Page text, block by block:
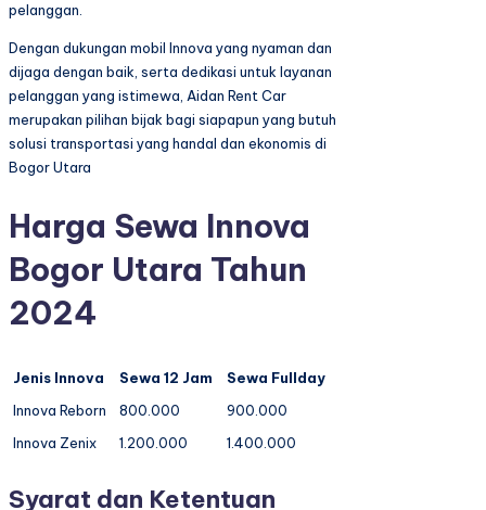
pelanggan.
Dengan dukungan mobil Innova yang nyaman dan
dijaga dengan baik, serta dedikasi untuk layanan
pelanggan yang istimewa, Aidan Rent Car
merupakan pilihan bijak bagi siapapun yang butuh
solusi transportasi yang handal dan ekonomis di
Bogor Utara
Harga Sewa Innova
Bogor Utara Tahun
2024
Jenis Innova Sewa 12 Jam
Sewa Fullday
Innova Reborn
800.000
900.000
Innova Zenix
1.200.000 1.400.000
Syarat dan Ketentuan